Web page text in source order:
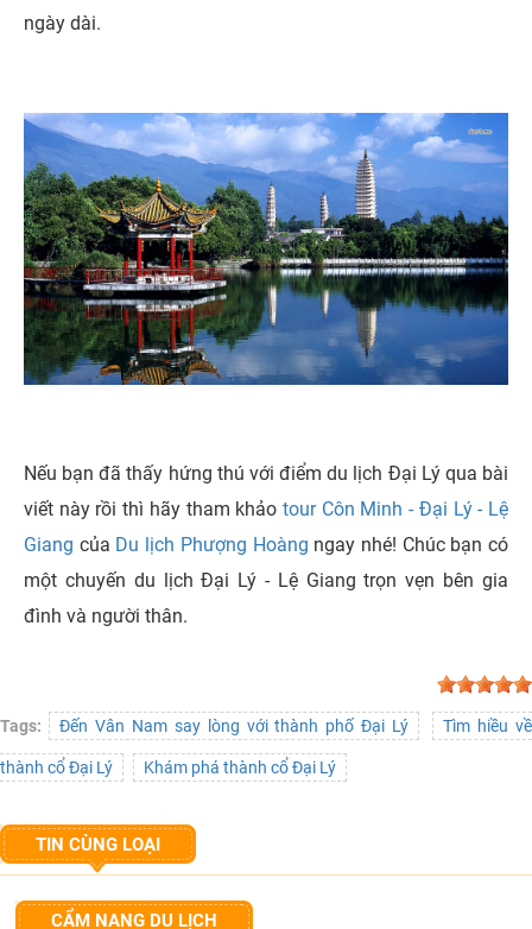
ngày dài.
Nếu bạn đã thấy hứng thú với điểm du lịch Đại Lý qua bài
viết này rồi thì hãy tham khảo tour Côn Minh - Đại Lý - Lệ
Giang của Du lịch Phượng Hoàng ngay nhé! Chúc bạn có
một chuyến du lịch Đại Lý - Lệ Giang trọn vẹn bên gia
đình và người thân.
Tags: Đến Vân Nam say lòng với thành phố Đại Lý Tìm hiều về
thành cổ Đại Lý Khám phá thành cổ Đại Lý
TIN CÙNG LOẠI
CẨM NANG DU LỊCH